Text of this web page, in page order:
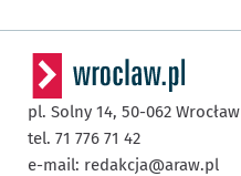
pl. Solny 14, 50-062 Wrocław
tel. 71 776 71 42
e-mail: redakcja@araw.pl